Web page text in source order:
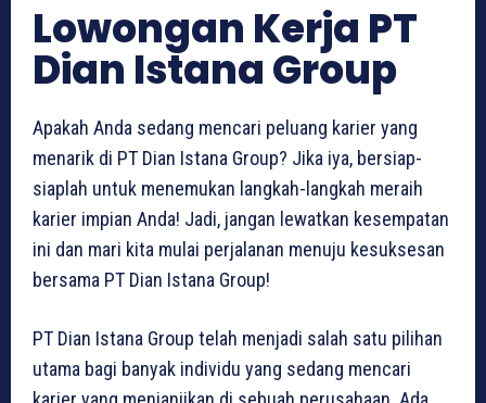
Lowongan Kerja PT
Dian Istana Group
Apakah Anda sedang mencari peluang karier yang
menarik di PT Dian Istana Group? Jika iya, bersiap-
siaplah untuk menemukan langkah-langkah meraih
karier impian Anda! Jadi, jangan lewatkan kesempatan
ini dan mari kita mulai perjalanan menuju kesuksesan
bersama PT Dian Istana Group!
PT Dian Istana Group telah menjadi salah satu pilihan
utama bagi banyak individu yang sedang mencari